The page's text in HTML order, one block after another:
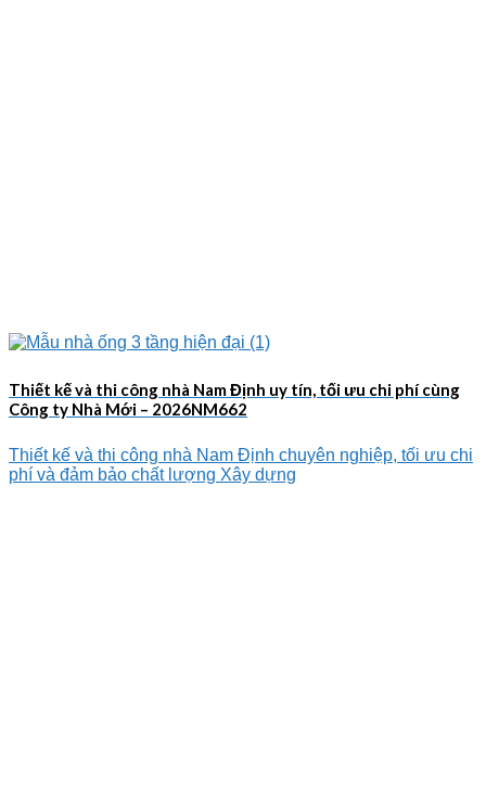
Thiết kế và thi công nhà Nam Định uy tín, tối ưu chi phí cùng
Công ty Nhà Mới – 2026NM662
Thiết kế và thi công nhà Nam Định chuyên nghiệp, tối ưu chi
phí và đảm bảo chất lượng Xây dựng